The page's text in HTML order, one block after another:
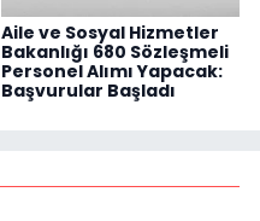
Aile ve Sosyal Hizmetler
Bakanlığı 680 Sözleşmeli
Personel Alımı Yapacak:
Başvurular Başladı